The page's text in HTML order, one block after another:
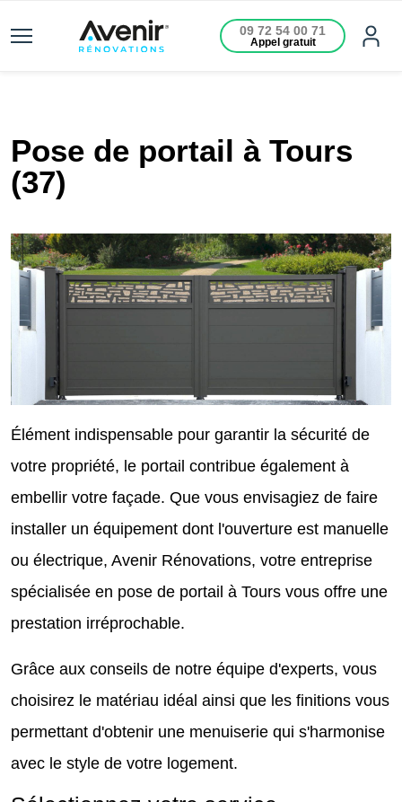
09 72 54 00 71
Appel gratuit
Pose de portail à Tours
(37)
Élément indispensable pour garantir la sécurité de
votre propriété, le portail contribue également à
embellir votre façade. Que vous envisagiez de faire
installer un équipement dont l'ouverture est manuelle
ou électrique, Avenir Rénovations, votre entreprise
spécialisée en pose de portail à Tours vous offre une
prestation irréprochable.
Grâce aux conseils de notre équipe d'experts, vous
choisirez le matériau idéal ainsi que les finitions vous
permettant d'obtenir une menuiserie qui s'harmonise
avec le style de votre logement.